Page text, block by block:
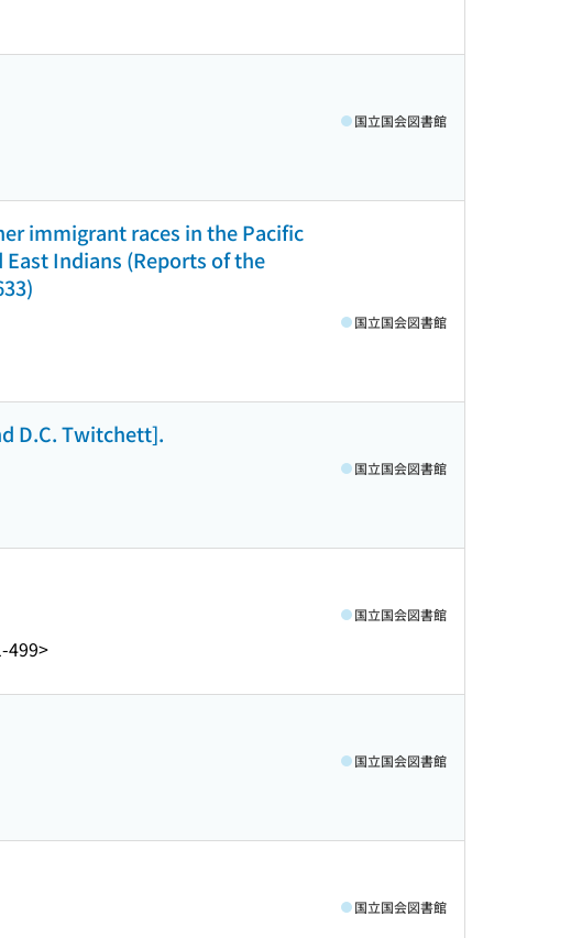
国立国会図書館
immigrant races in the Pacific
Indians (Reports of the
国立国会図書館
D.C. Twitchett].
国立国会図書館
499>
国立国会図書館
国立国会図書館
国立国会図書館